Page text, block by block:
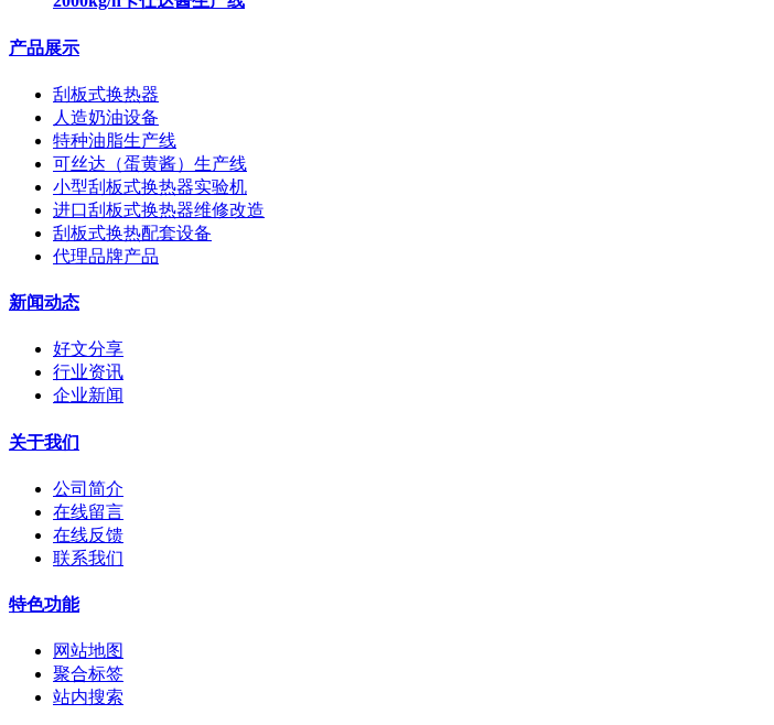
产品展示
刮板式换热器
人造奶油设备
特种油脂生产线
可丝达（蛋黄酱）生产线
小型刮板式换热器实验机
进口刮板式换热器维修改造
刮板式换热配套设备
代理品牌产品
新闻动态
好文分享
行业资讯
企业新闻
关于我们
公司简介
在线留言
在线反馈
联系我们
特色功能
网站地图
聚合标签
站内搜索